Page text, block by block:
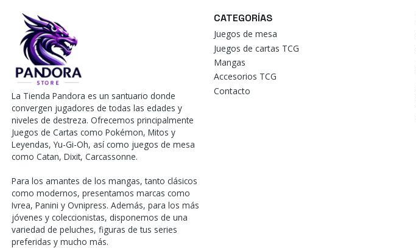
La Tienda Pandora es un santuario donde
convergen jugadores de todas las edades y
niveles de destreza. Ofrecemos principalmente
Juegos de Cartas como Pokémon, Mitos y
Leyendas, Yu-Gi-Oh, así como juegos de mesa
como Catan, Dixit, Carcassonne.
Para los amantes de los mangas, tanto clásicos
como modernos, presentamos marcas como
Ivrea, Panini y Ovnipress. Además, para los más
jóvenes y coleccionistas, disponemos de una
variedad de peluches, figuras de tus series
preferidas y mucho más.
CATEGORÍAS
Juegos de mesa
Juegos de cartas TCG
Mangas
Accesorios TCG
Contacto